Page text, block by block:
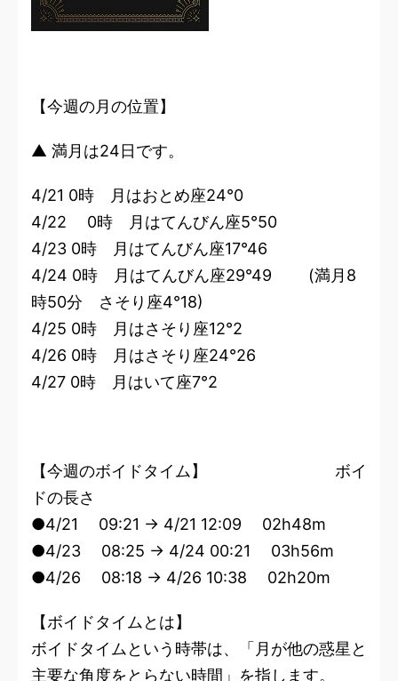
【今週の月の位置】
▲ 満月は24日です。
4/21 0時 月はおとめ座24°0
4/22 0時 月はてんびん座5°50
4/23 0時 月はてんびん座17°46
4/24 0時 月はてんびん座29°49 (満月8
時50分 さそり座4°18)
4/25 0時 月はさそり座12°2
4/26 0時 月はさそり座24°26
4/27 0時 月はいて座7°2
【今週のボイドタイム】 ボイ
ドの長さ
●4/21 09:21 → 4/21 12:09 02h48m
●4/23 08:25 → 4/24 00:21 03h56m
●4/26 08:18 → 4/26 10:38 02h20m
【ボイドタイムとは】
ボイドタイムという時帯は、「月が他の惑星と
主要な角度をとらない時間」を指します。